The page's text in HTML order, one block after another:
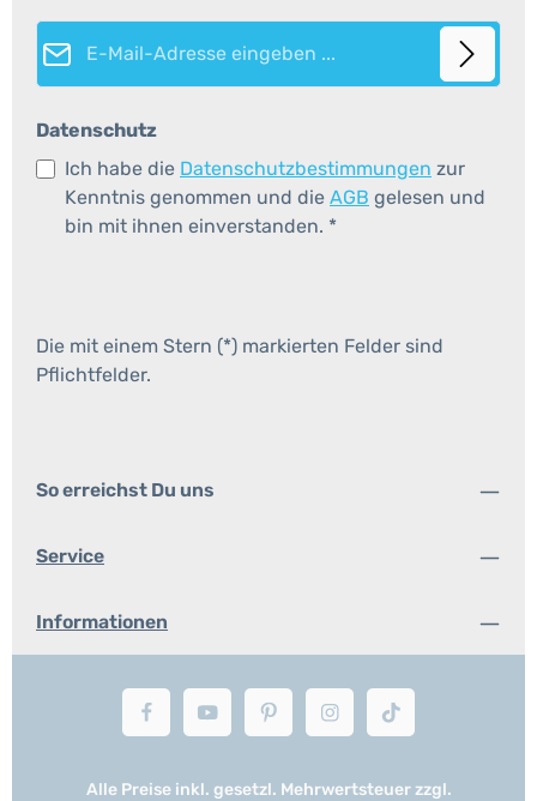
E-Mail-Adresse*
Datenschutz
Ich habe die Datenschutzbestimmungen zur
Kenntnis genommen und die AGB gelesen und
bin mit ihnen einverstanden. *
Die mit einem Stern (*) markierten Felder sind
Pflichtfelder.
So erreichst Du uns
Service
Informationen
Alle Preise inkl. gesetzl. Mehrwertsteuer zzgl.